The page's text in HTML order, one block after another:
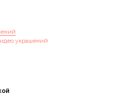
украшений